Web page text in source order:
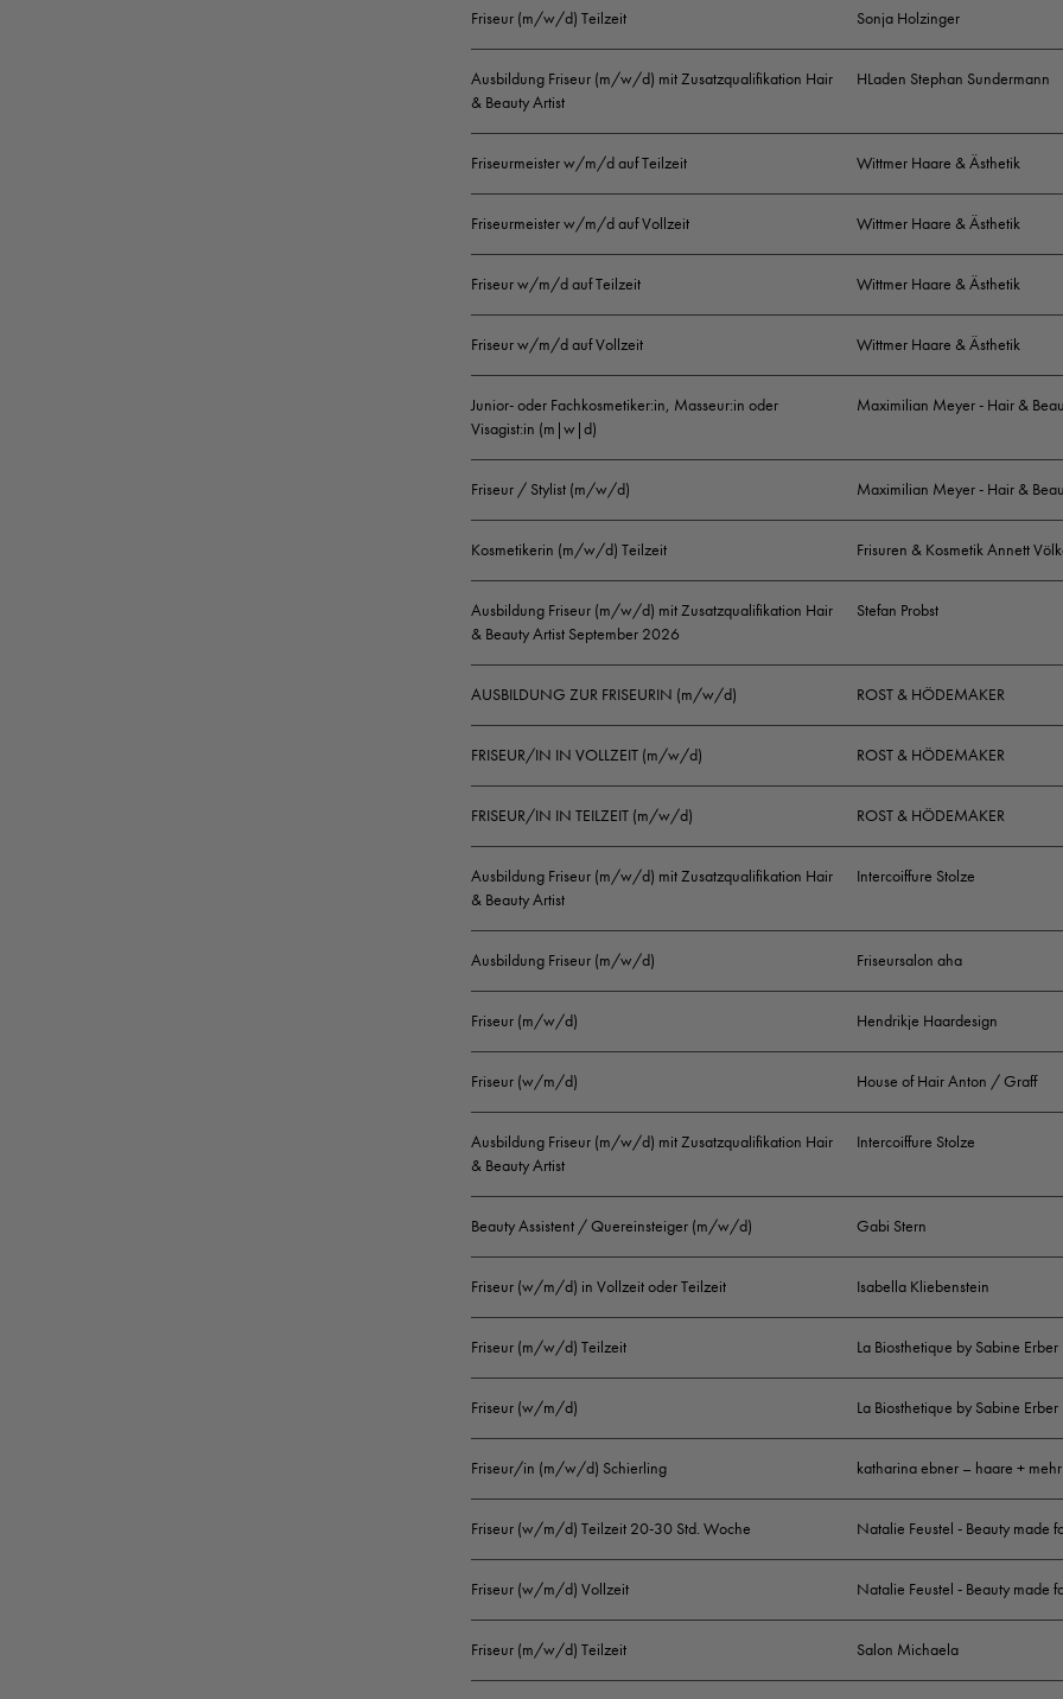
Friseur (m/w/d) Teilzeit Sonja Holzinger
Ausbildung Friseur (m/w/d) mit Zusatzqualifikation Hair
& Beauty Artist
HLaden Stephan Sundermann
Friseurmeister w/m/d auf Teilzeit Wittmer Haare & Ästhetik
Friseurmeister w/m/d auf Vollzeit Wittmer Haare & Ästhetik
Friseur w/m/d auf Teilzeit Wittmer Haare & Ästhetik
Friseur w/m/d auf Vollzeit Wittmer Haare & Ästhetik
Junior- oder Fachkosmetiker:in, Masseur:in oder
Visagist:in (m|w|d)
Maximilian Meyer - Hair &
Friseur / Stylist (m/w/d) Maximilian Meyer - Hair &
Kosmetikerin (m/w/d) Teilzeit Frisuren & Kosmetik Annett
Ausbildung Friseur (m/w/d) mit Zusatzqualifikation Hair
& Beauty Artist September 2026
Stefan Probst
AUSBILDUNG ZUR FRISEURIN (m/w/d) ROST & HÖDEMAKER
FRISEUR/IN IN VOLLZEIT (m/w/d) ROST & HÖDEMAKER
FRISEUR/IN IN TEILZEIT (m/w/d) ROST & HÖDEMAKER
Ausbildung Friseur (m/w/d) mit Zusatzqualifikation Hair
& Beauty Artist
Intercoiffure Stolze
Ausbildung Friseur (m/w/d) Friseursalon aha
Friseur (m/w/d) Hendrikje Haardesign
Friseur (w/m/d) House of Hair Anton / Graff
Ausbildung Friseur (m/w/d) mit Zusatzqualifikation Hair
& Beauty Artist
Intercoiffure Stolze
Beauty Assistent / Quereinsteiger (m/w/d) Gabi Stern
Friseur (w/m/d) in Vollzeit oder Teilzeit Isabella Kliebenstein
Friseur (m/w/d) Teilzeit La Biosthetique by Sabine Erber
Friseur (w/m/d) La Biosthetique by Sabine Erber
Friseur/in (m/w/d) Schierling katharina ebner – haare + mehr
Friseur (w/m/d) Teilzeit 20-30 Std. Woche Natalie Feustel - Beauty made
Friseur (w/m/d) Vollzeit Natalie Feustel - Beauty made
Friseur (m/w/d) Teilzeit Salon Michaela
Das sind Deine Aufgaben:
Haarpflege/Haarstyling in Dienstleistung und Pflege für
Das solltest Du mitbringen:
Abgeschlossene Ausbildung zum Friseur (m/w/d)
Gute Umgangsformen, Sprach- und
Freude in der direkten Arbeit an unseren Kunden
Selbstständige Arbeitsweise
Spaß an kontinuierlicher Weiterbildung
Gepflegtes Erscheinungsbild
Haben wir Dein Interesse geweckt? Dann besuche uns
Website
www.go-hairstyling.deoder auf unserem
Deine vollständigen Bewerbungsunterlagen, zu
Wir freuen uns auf Dich!
Erfahre alles über den einzigartigen Karriereweg „Hair
entdecke den Friseurberuf ganz neu auf